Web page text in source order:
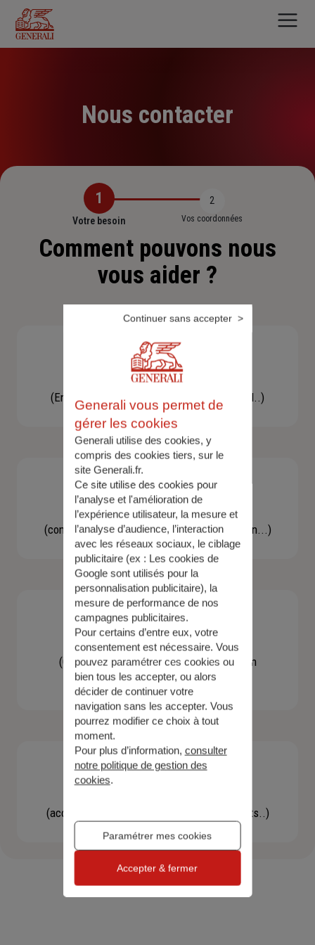
contenu
principal
Nous contacter
1
Votre besoin
2
Vos coordonnées
Comment pouvons nous
vous aider ?
Besoin d'une assistance
(En cas d'accident, bris de glace, un conseil..)
Demande d'information
(concernant une actualité, une réglementation...)
Contacter un agent
(Obtenir un devis, une information, faire un
bilan...)
(accéder à l'espace client, gérer mes contrats..)
Generali vous permet de
gérer les cookies
Generali utilise des cookies, y
compris des cookies tiers, sur le
site Generali.fr.
Ce site utilise des cookies pour
l’analyse et l'amélioration de
l’expérience utilisateur, la mesure et
l’analyse d’audience, l’interaction
avec les réseaux sociaux, le ciblage
publicitaire (ex : Les cookies de
Google sont utilisés pour la
personnalisation publicitaire), la
mesure de performance de nos
campagnes publicitaires.
Pour certains d’entre eux, votre
consentement est nécessaire. Vous
pouvez paramétrer ces cookies ou
bien tous les accepter, ou alors
décider de continuer votre
navigation sans les accepter. Vous
pourrez modifier ce choix à tout
moment.
Pour plus d’information, consulter
notre politique de gestion des
cookies.
Paramétrer mes cookies
Continuer sans accepter
Accepter & fermer